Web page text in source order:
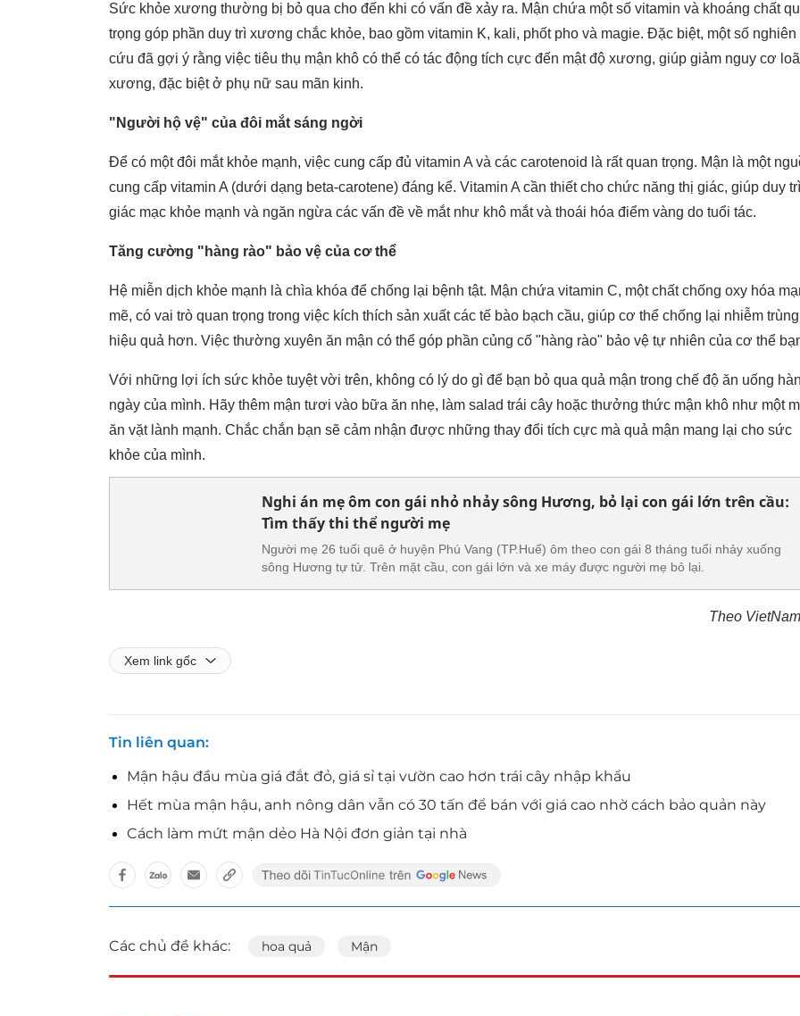
Sức khỏe xương thường bị bỏ qua cho đến khi có vấn đề xảy ra. Mận chứa một số vitamin và khoáng chất
trọng góp phần duy trì xương chắc khỏe, bao gồm vitamin K, kali, phốt pho và magie. Đặc biệt, một số nghiên
cứu đã gợi ý rằng việc tiêu thụ mận khô có thể có tác động tích cực đến mật độ xương, giúp giảm nguy cơ
xương, đặc biệt ở phụ nữ sau mãn kinh.
"Người hộ vệ" của đôi mắt sáng ngời
Để có một đôi mắt khỏe mạnh, việc cung cấp đủ vitamin A và các carotenoid là rất quan trọng. Mận là một
cung cấp vitamin A (dưới dạng beta-carotene) đáng kể. Vitamin A cần thiết cho chức năng thị giác, giúp duy trì
giác mạc khỏe mạnh và ngăn ngừa các vấn đề về mắt như khô mắt và thoái hóa điểm vàng do tuổi tác.
Tăng cường "hàng rào" bảo vệ của cơ thể
Hệ miễn dịch khỏe mạnh là chìa khóa để chống lại bệnh tật. Mận chứa vitamin C, một chất chống oxy hóa
mẽ, có vai trò quan trọng trong việc kích thích sản xuất các tế bào bạch cầu, giúp cơ thể chống lại nhiễm trùng
hiệu quả hơn. Việc thường xuyên ăn mận có thể góp phần củng cố "hàng rào" bảo vệ tự nhiên của cơ thể
Với những lợi ích sức khỏe tuyệt vời trên, không có lý do gì để bạn bỏ qua quả mận trong chế độ ăn uống
ngày của mình. Hãy thêm mận tươi vào bữa ăn nhẹ, làm salad trái cây hoặc thưởng thức mận khô như một
ăn vặt lành mạnh. Chắc chắn bạn sẽ cảm nhận được những thay đổi tích cực mà quả mận mang lại cho sức
khỏe của mình.
Nghi án mẹ ôm con gái nhỏ nhảy sông Hương, bỏ lại con gái lớn trên cầu:
Tìm thấy thi thể người mẹ
Người mẹ 26 tuổi quê ở huyện Phú Vang (TP.Huế) ôm theo con gái 8 tháng tuổi nhảy xuống
sông Hương tự tử. Trên mặt cầu, con gái lớn và xe máy được người mẹ bỏ lại.
Theo
Xem link gốc
Tin liên quan
Mận hậu đầu mùa giá đắt đỏ, giá sỉ tại vườn cao hơn trái cây nhập khẩu
Hết mùa mận hậu, anh nông dân vẫn có 30 tấn để bán với giá cao nhờ cách bảo quản này
Cách làm mứt mận dẻo Hà Nội đơn giản tại nhà
Các chủ đề khác: hoa quả Mận